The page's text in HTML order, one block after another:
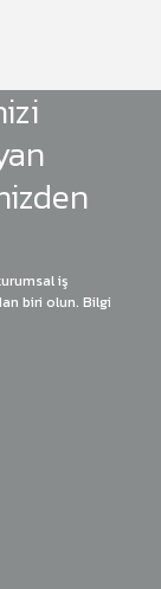
iş
biri olun. Bilgi